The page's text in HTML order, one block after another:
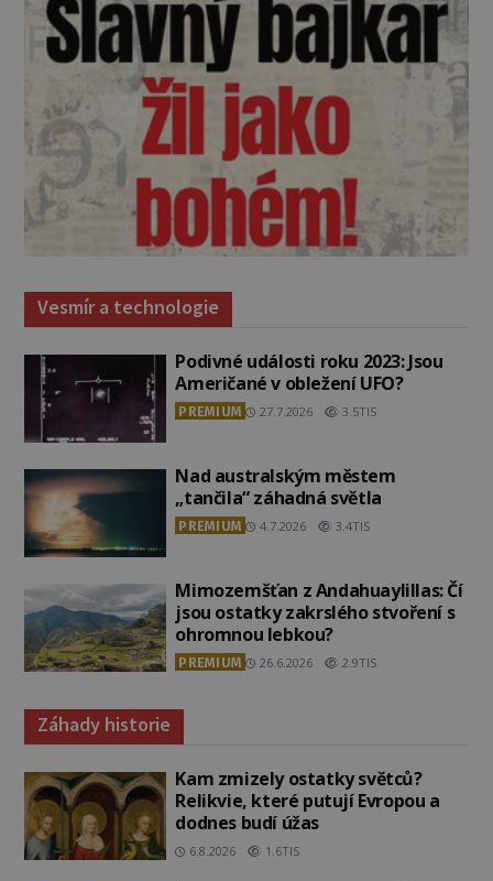
Vesmír a technologie
Podivné události roku 2023: Jsou
Američané v obležení UFO?
PREMIUM 27.7.2026 3.5TIS
Nad australským městem
„tančila“ záhadná světla
PREMIUM 4.7.2026 3.4TIS
Mimozemšťan z Andahuaylillas: Čí
jsou ostatky zakrslého stvoření s
ohromnou lebkou?
PREMIUM 26.6.2026 2.9TIS
Záhady historie
Kam zmizely ostatky světců?
Relikvie, které putují Evropou a
dodnes budí úžas
6.8.2026 1.6TIS